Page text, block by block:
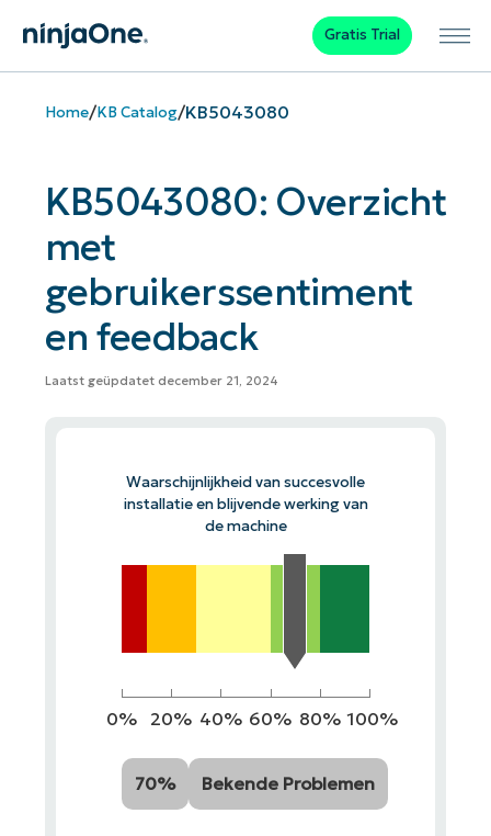
Gratis Trial
Home/KB Catalog/KB5043080
KB5043080: Overzicht
met
gebruikerssentiment
en feedback
Laatst geüpdatet december 21, 2024
Waarschijnlijkheid van succesvolle
installatie en blijvende werking van
de machine
0% 20% 40% 60% 80% 100%
70% Bekende Problemen